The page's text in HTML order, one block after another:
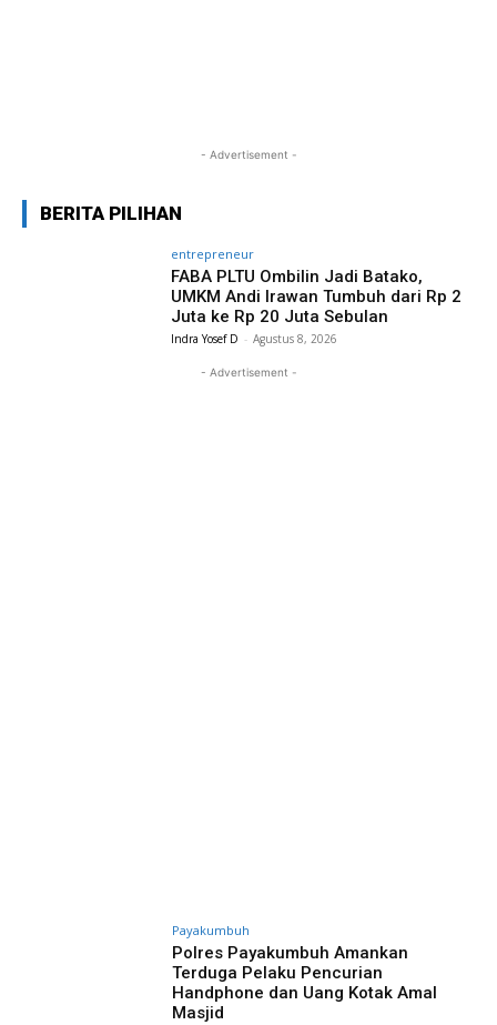
- Advertisement -
BERITA PILIHAN
entrepreneur
FABA PLTU Ombilin Jadi Batako,
UMKM Andi Irawan Tumbuh dari Rp 2
Juta ke Rp 20 Juta Sebulan
Indra Yosef D - Agustus 8, 2026
- Advertisement -
Payakumbuh
Polres Payakumbuh Amankan
Terduga Pelaku Pencurian
Handphone dan Uang Kotak Amal
Masjid